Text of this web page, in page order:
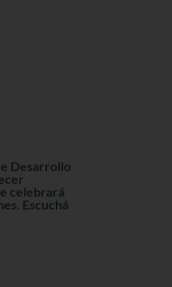
Desarrollo
celebrará
Escuchá